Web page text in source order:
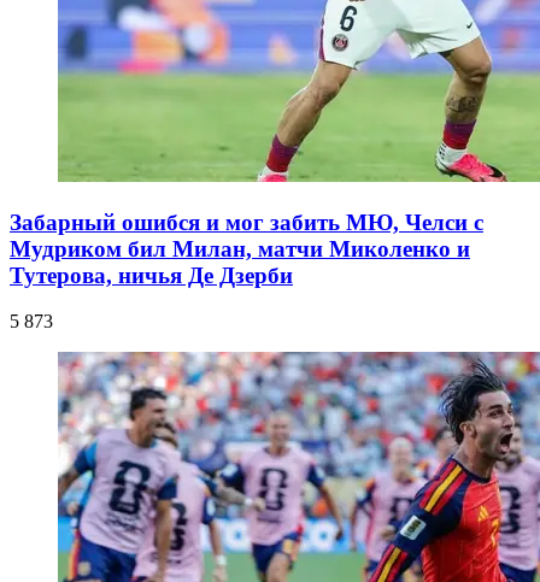
Забарный ошибся и мог забить МЮ, Челси с
Мудриком бил Милан, матчи Миколенко и
Тутерова, ничья Де Дзерби
5 873